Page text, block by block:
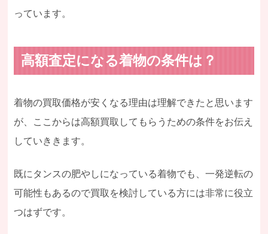
っています。
高額査定になる着物の条件は？
着物の買取価格が安くなる理由は理解できたと思います
が、ここからは高額買取してもらうための条件をお伝え
していききます。
既にタンスの肥やしになっている着物でも、一発逆転の
可能性もあるので買取を検討している方には非常に役立
つはずです。